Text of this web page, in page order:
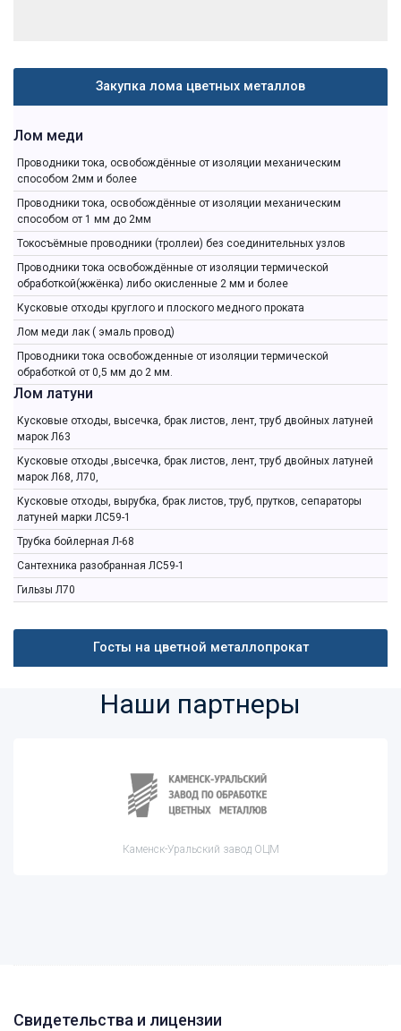
Закупка лома цветных металлов
Лом меди
Проводники тока, освобождённые от изоляции механическим
способом 2мм и более
Проводники тока, освобождённые от изоляции механическим
способом от 1 мм до 2мм
Токосъёмные проводники (троллеи) без соединительных узлов
Проводники тока освобождённые от изоляции термической
обработкой(жжёнка) либо окисленные 2 мм и более
Кусковые отходы круглого и плоского медного проката
Лом меди лак ( эмаль провод)
Проводники тока освобожденные от изоляции термической
обработкой от 0,5 мм до 2 мм.
Лом латуни
Кусковые отходы, высечка, брак листов, лент, труб двойных латуней
марок Л63
Кусковые отходы ,высечка, брак листов, лент, труб двойных латуней
марок Л68, Л70,
Кусковые отходы, вырубка, брак листов, труб, прутков, сепараторы
латуней марки ЛС59-1
Трубка бойлерная Л-68
Сантехника разобранная ЛС59-1
Гильзы Л70
Госты на цветной металлопрокат
Наши партнеры
Каменск-Уральский завод ОЦМ
Свидетельства и лицензии